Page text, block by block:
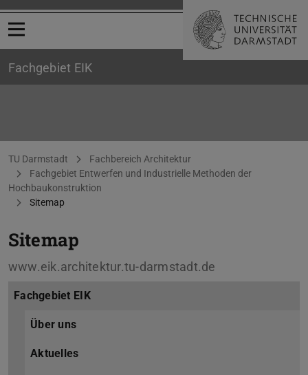
Menü öffnen
Fachgebiet EIK
Sie befinden sich hier:
TU Darmstadt
Fachbereich Architektur
Fachgebiet Entwerfen und Industrielle Methoden der
Hochbaukonstruktion
Sitemap
Sitemap
www.eik.architektur.tu-darmstadt.de
Fachgebiet EIK
Über uns
Aktuelles